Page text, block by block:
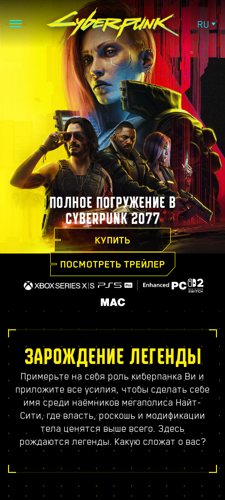
RU
ПОЛНОЕ ПОГРУЖЕНИЕ В
CYBERPUNK 2077
КУПИТЬ
ПОСМОТРЕТЬ ТРЕЙЛЕР
ЗАРОЖДЕНИЕ ЛЕГЕНДЫ
Примерьте на себя роль киберпанка Ви и
приложите все усилия, чтобы сделать себе
имя среди наёмников мегаполиса Найт-
Сити, где власть, роскошь и модификации
тела ценятся выше всего. Здесь
рождаются легенды. Какую сложат о вас?